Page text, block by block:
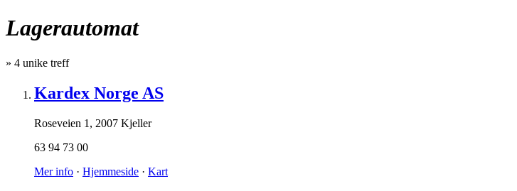
Lagerautomat
» 4 unike treff
Kardex Norge AS
Roseveien 1 , 2007 Kjeller
63 94 73 00
Mer info · Hjemmeside · Kart